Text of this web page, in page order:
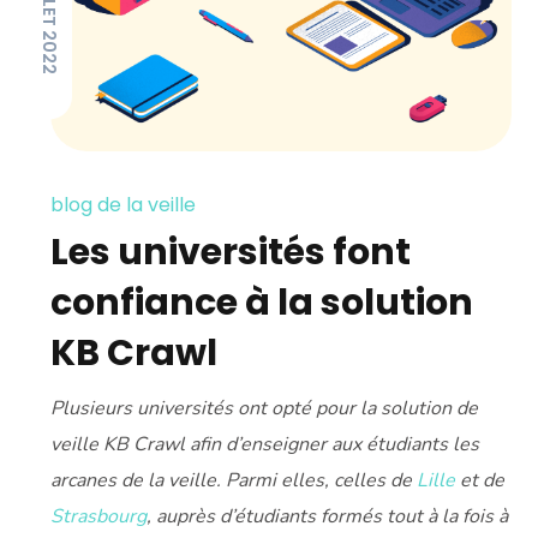
blog de la veille
Les universités font
confiance à la solution
KB Crawl
Plusieurs universités ont opté pour la solution de
veille KB Crawl afin d’enseigner aux étudiants les
arcanes de la veille. Parmi elles, celles de Lille et de
Strasbourg, auprès d’étudiants formés tout à la fois à